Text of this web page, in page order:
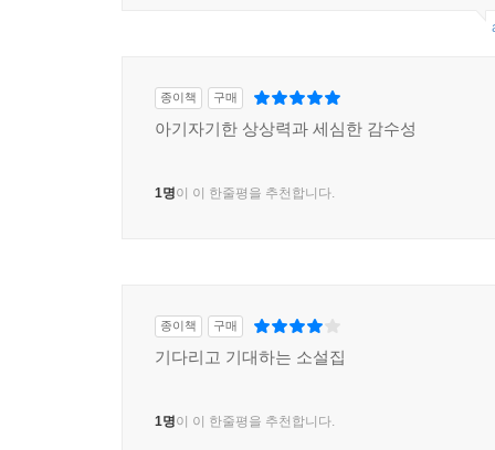
종이책 구매
아기자기한 상상력과 세심한 감수성
1명이 이 한줄평을 추천합니다.
종이책 구매
기다리고 기대하는 소설집
1명이 이 한줄평을 추천합니다.